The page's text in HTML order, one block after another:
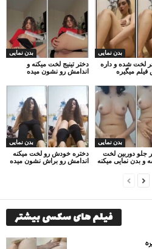
بدن نمایی
دختر تینیج لخت میکنه و
اندامش رو نشون میده
بدن نمایی
لخت شده و داره
فیلم میگیره
بدن نمایی
دختره خودش رو لخت میکنه
اندامش رو براش نشون میده
بدن نمایی
جلو دوربین لخت
و بدن نمایی میکنه
فیلم های سکسی بیشتر